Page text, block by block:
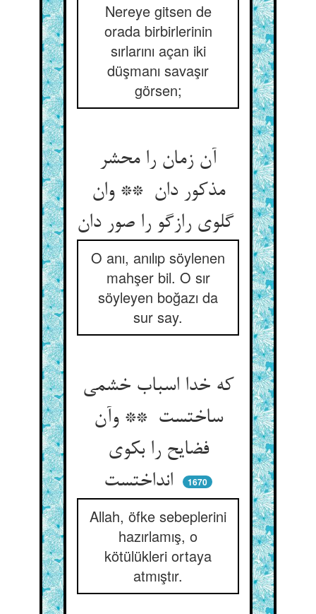
Nereye gitsen de
orada birbirlerinin
sırlarını açan iki
düşmanı savaşır
görsen;
آن زمان را محشر
مذکور دان ** وان
گلوی رازگو را صور دان
O anı, anılıp söylenen
mahşer bil. O sır
söyleyen boğazı da
sur say.
که خدا اسباب خشمی
ساختست ** وآن
فضایح را بکوی
1670
Allah, öfke sebeplerini
hazırlamış, o
kötülükleri ortaya
atmıştır.